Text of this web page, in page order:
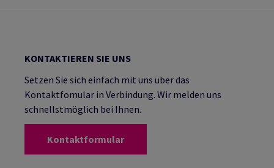
KONTAKTIEREN SIE UNS
Setzen Sie sich einfach mit uns über das
Kontaktfomular in Verbindung. Wir melden uns
schnellstmöglich bei Ihnen.
Kontaktformular